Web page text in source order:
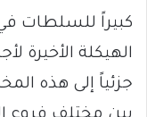
كبيراً للسلطات في
الهيكلة الأخيرة
جزئياً إلى هذه